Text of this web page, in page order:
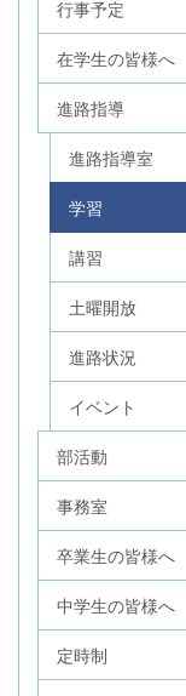
行事予定
在学生の皆様へ
進路指導
進路指導室
学習
講習
土曜開放
進路状況
イベント
部活動
事務室
卒業生の皆様へ
中学生の皆様へ
定時制